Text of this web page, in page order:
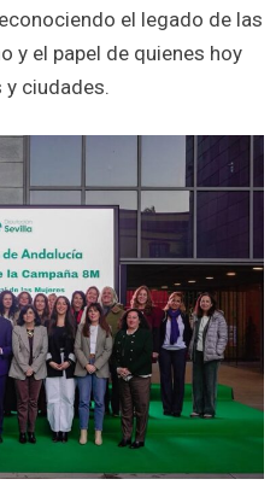
el legado de las
y el papel de quienes hoy
y ciudades.